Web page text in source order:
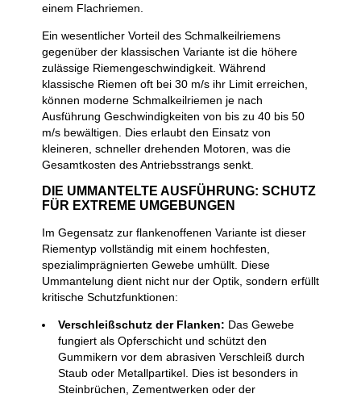
einem Flachriemen.
Ein wesentlicher Vorteil des Schmalkeilriemens
gegenüber der klassischen Variante ist die höhere
zulässige Riemengeschwindigkeit. Während
klassische Riemen oft bei 30 m/s ihr Limit erreichen,
können moderne Schmalkeilriemen je nach
Ausführung Geschwindigkeiten von bis zu 40 bis 50
m/s bewältigen. Dies erlaubt den Einsatz von
kleineren, schneller drehenden Motoren, was die
Gesamtkosten des Antriebsstrangs senkt.
DIE UMMANTELTE AUSFÜHRUNG: SCHUTZ
FÜR EXTREME UMGEBUNGEN
Im Gegensatz zur flankenoffenen Variante ist dieser
Riementyp vollständig mit einem hochfesten,
spezialimprägnierten Gewebe umhüllt. Diese
Ummantelung dient nicht nur der Optik, sondern erfüllt
kritische Schutzfunktionen:
Verschleißschutz der Flanken: Das Gewebe
fungiert als Opferschicht und schützt den
Gummikern vor dem abrasiven Verschleiß durch
Staub oder Metallpartikel. Dies ist besonders in
Steinbrüchen, Zementwerken oder der